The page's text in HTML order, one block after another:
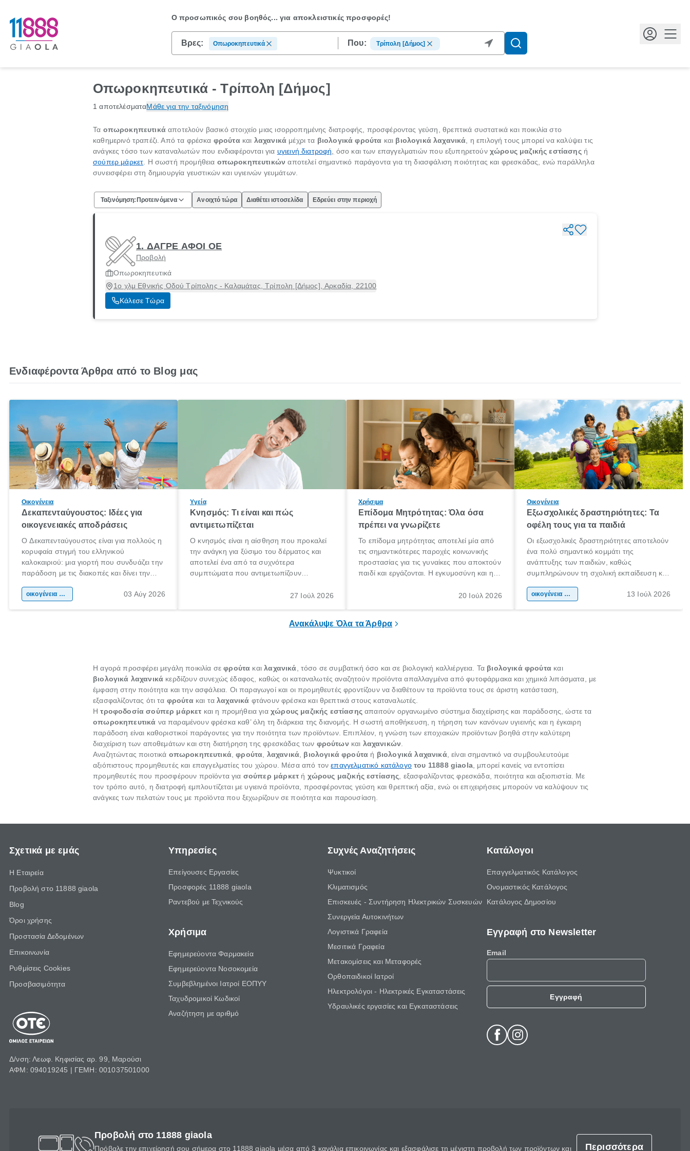
Ο προσωπικός σου βοηθός...για αποκλειστικές προσφορές!
Βρες: Οπωροκηπευτικά Που: Τρίπολη [Δήμος]
Οπωροκηπευτικά - Τρίπολη [Δήμος]
1 αποτελέσματαΜάθε για την ταξινόμηση
Τα οπωροκηπευτικάαποτελούν βασικό στοιχείο μιας ισορροπημένης διατροφής, προσφέροντας γεύση, θρεπτικά συστατικά και ποικιλία στο
καθημερινό τραπέζι. Από τα φρέσκα φρούτακαι λαχανικά μέχρι τα βιολογικά φρούτα και βιολογικά λαχανικά , η επιλογή τους μπορεί να καλύψει τις
ανάγκες τόσο των καταναλωτών που ενδιαφέρονται για υγιεινή διατροφή όσο και των επαγγελματιών που εξυπηρετούν χώρους μαζικής εστίασηςή
σούπερ μάρκετ . Η σωστή προμήθεια οπωροκηπευτικών αποτελεί σημαντικό παράγοντα για τη διασφάλιση ποιότητας και φρεσκάδας, ενώ παράλληλα
συνεισφέρει στη δημιουργία γευστικών και υγιεινών γευμάτων.
Ταξινόμηση: Προτεινόμενα Ανοιχτό τώρα Διαθέτει ιστοσελίδα Εδρεύει στην περιοχή
1. ΔΑΓΡΕ ΑΦΟΙ ΟΕ
Προβολή
Οπωροκηπευτικά
1ο χλμ Εθνικής Οδού Τρίπολης - Καλαμάτας, Τρίπολη [Δήμος], Αρκαδία, 22100
Κάλεσε Τώρα
Ενδιαφέροντα Άρθρα από το Blog μας
Οικογένεια
Δεκαπενταύγουστος: Ιδέες για
οικογενειακές αποδράσεις
Ο Δεκαπενταύγουστος είναι για πολλούς η
κορυφαία στιγμή του ελληνικού
καλοκαιριού: μια γιορτή που συνδυάζει την
παράδοση με τις διακοπές και δίνει την
χώρας. Είτε πρόκειται για λίγες μέρες
οικογένεια & παιδί 03 Αύγ 2026
Υγεία
Κνησμός: Τι είναι και πώς
αντιμετωπίζεται
Ο κνησμός είναι η αίσθηση που προκαλεί
την ανάγκη για ξύσιμο του δέρματος και
αποτελεί ένα από τα συχνότερα
συμπτώματα που αντιμετωπίζουν
πληροφορίες για το «κνησμός τι είναι»,
27 Ιούλ 2026
Χρήσιμα
Επίδομα Μητρότητας: Όλα όσα
πρέπει να γνωρίζετε
Το επίδομα μητρότητας αποτελεί μία από
τις σημαντικότερες παροχές κοινωνικής
προστασίας για τις γυναίκες που αποκτούν
παιδί και εργάζονται. Η εγκυμοσύνη και η
σημαντική περίοδος στη ζωή κάθε20 Ιούλ 2026
Οικογένεια
Εξωσχολικές δραστηριότητες: Τα
οφέλη τους για τα παιδιά
Οι εξωσχολικές δραστηριότητες αποτελούν
ένα πολύ σημαντικό κομμάτι της
ανάπτυξης των παιδιών, καθώς
συμπληρώνουν τη σχολική εκπαίδευση και
της προσωπικότητας, της κοινωνικότητας
οικογένεια & παιδί 13 Ιούλ 2026
Ανακάλυψε Όλα τα Άρθρα
Η αγορά προσφέρει μεγάλη ποικιλία σεφρούτα καιλαχανικά , τόσο σε συμβατική όσο και σε βιολογική καλλιέργεια. Τα βιολογικά φρούτα και
βιολογικά λαχανικά κερδίζουν συνεχώς έδαφος, καθώς οι καταναλωτές αναζητούν προϊόντα απαλλαγμένα από φυτοφάρμακα και χημικά λιπάσματα, με
έμφαση στην ποιότητα και την ασφάλεια. Οι παραγωγοί και οι προμηθευτές φροντίζουν να διαθέτουν τα προϊόντα τους σε άριστη κατάσταση,
εξασφαλίζοντας ότι τα φρούτακαι ταλαχανικά φτάνουν φρέσκα και θρεπτικά στους καταναλωτές.
Ητροφοδοσία σούπερ μάρκετ και η προμήθεια γιαχώρους μαζικής εστίασηςαπαιτούν οργανωμένο σύστημα διαχείρισης και παράδοσης, ώστε τα
οπωροκηπευτικά να παραμένουν φρέσκα καθ’ όλη τη διάρκεια της διανομής. Η σωστή αποθήκευση, η τήρηση των κανόνων υγιεινής και η έγκαιρη
παράδοση είναι καθοριστικοί παράγοντες για την ποιότητα των προϊόντων. Επιπλέον, η γνώση των εποχιακών προϊόντων βοηθά στην καλύτερη
διαχείριση των αποθεμάτων και στη διατήρηση της φρεσκάδας των φρούτων και λαχανικών
Αναζητώντας ποιοτικά οπωροκηπευτικά,φρούτα λαχανικά βιολογικά φρούτα ή βιολογικά λαχανικά, είναι σημαντικό να συμβουλευτούμε
αξιόπιστους προμηθευτές και επαγγελματίες του χώρου. Μέσα από τονεπαγγελματικό κατάλογοτου 11888 giaola, μπορεί κανείς να εντοπίσει
προμηθευτές που προσφέρουν προϊόντα για σούπερ μάρκετ ή χώρους μαζικής εστίασης , εξασφαλίζοντας φρεσκάδα, ποιότητα και αξιοπιστία. Με
τον τρόπο αυτό, η διατροφή εμπλουτίζεται με υγιεινά προϊόντα, προσφέροντας γεύση και θρεπτική αξία, ενώ οι επιχειρήσεις μπορούν να καλύψουν τις
ανάγκες των πελατών τους με προϊόντα που ξεχωρίζουν σε ποιότητα και παρουσίαση.
Σχετικά με εμάς
Η Εταιρεία
Προβολή στο 11888 giaola
Blog
Όροι χρήσης
Προστασία Δεδομένων
Επικοινωνία
Ρυθμίσεις Cookies
Προσβασιμότητα
Δ/νση: Λεωφ. Κηφισίας αρ. 99, Μαρούσι
ΑΦΜ: 094019245 | ΓΕΜΗ: 001037501000
Υπηρεσίες
Επείγουσες Εργασίες
Προσφορές 11888 giaola
Ραντεβού με Τεχνικούς
Χρήσιμα
Εφημερεύοντα Φαρμακεία
Εφημερεύοντα Νοσοκομεία
Συμβεβλημένοι Ιατροί ΕΟΠΥΥ
Ταχυδρομικοί Κωδικοί
Αναζήτηση με αριθμό
Συχνές Αναζητήσεις
Ψυκτικοί
Κλιματισμός
Επισκευές - Συντήρηση Ηλεκτρικών Συσκευών
Συνεργεία Αυτοκινήτων
Λογιστικά Γραφεία
Μεσιτικά Γραφεία
Μετακομίσεις και Μεταφορές
Ορθοπαιδικοί Ιατροί
Ηλεκτρολόγοι - Ηλεκτρικές Εγκαταστάσεις
Υδραυλικές εργασίες και Εγκαταστάσεις
Κατάλογοι
Επαγγελματικός Κατάλογος
Ονομαστικός Κατάλογος
Κατάλογος Δημοσίου
Εγγραφή στο Newsletter
Email
Εγγραφή
Προβολή στο 11888 giaola
Πρόβαλε την επιχείρησή σου σήμερα στο 11888 giaola μέσα από 3 κανάλια επικοινωνίας και εξασφάλισε τη μέγιστη προβολή των προϊόντων και Περισσότερα